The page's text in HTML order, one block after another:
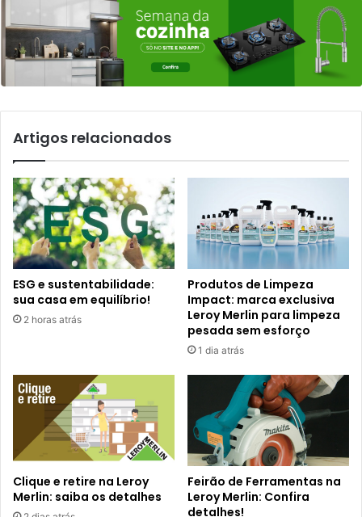
Artigos relacionados
ESG e sustentabilidade:
sua casa em equilíbrio!
2 horas atrás
Produtos de Limpeza
Impact: marca exclusiva
Leroy Merlin para limpeza
pesada sem esforço
1 dia atrás
Clique e retire na Leroy
Merlin: saiba os detalhes
Feirão de Ferramentas na
Leroy Merlin: Confira
detalhes!